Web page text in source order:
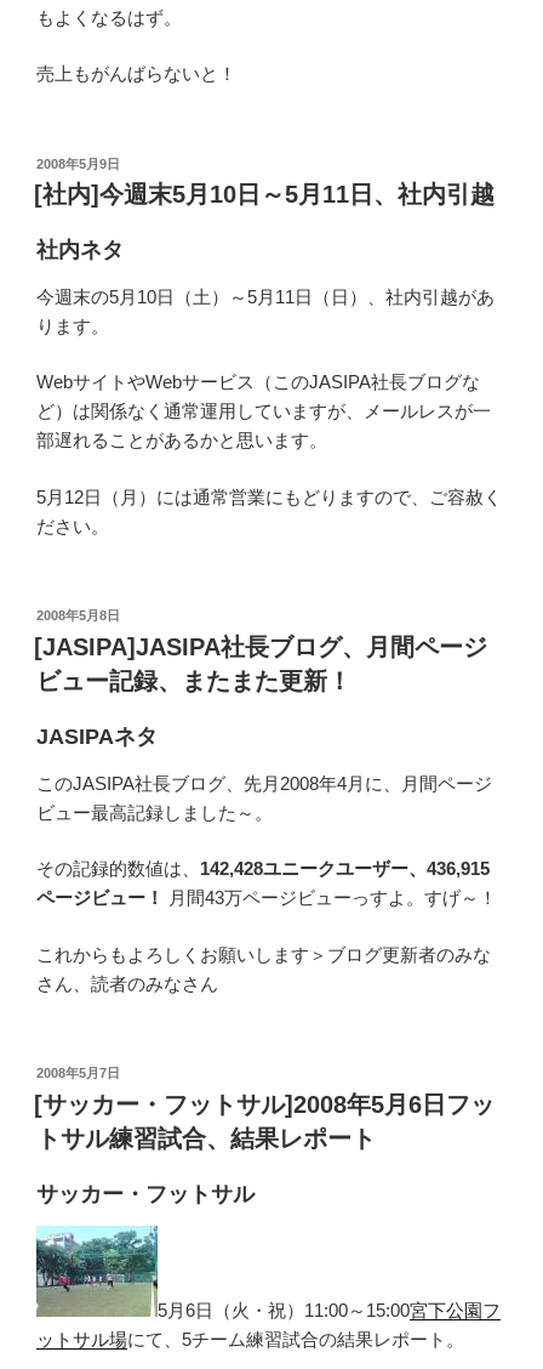
もよくなるはず。
売上もがんばらないと！
投
稿
日:
2008年5月9日
[社内]今週末5月10日～5月11日、社内引越
社内ネタ
今週末の5月10日（土）～5月11日（日）、社内引越があ
ります。
WebサイトやWebサービス（このJASIPA社長ブログな
ど）は関係なく通常運用していますが、メールレスが一
部遅れることがあるかと思います。
5月12日（月）には通常営業にもどりますので、ご容赦く
ださい。
投
稿
日:
2008年5月8日
[JASIPA]JASIPA社長ブログ、月間ページ
ビュー記録、またまた更新！
JASIPAネタ
このJASIPA社長ブログ、先月2008年4月に、月間ページ
ビュー最高記録しました～。
その記録的数値は、 142,428ユニークユーザー、436,915
ページビュー！
月間43万ページビューっすよ。すげ～！
これからもよろしくお願いします＞ブログ更新者のみな
さん、読者のみなさん
投
稿
日:
2008年5月7日
[サッカー・フットサル]2008年5月6日フッ
トサル練習試合、結果レポート
サッカー・フットサル
5月6日（火・祝）11:00～15:00宮下公園フ
ットサル場にて、5チーム練習試合の結果レポート。